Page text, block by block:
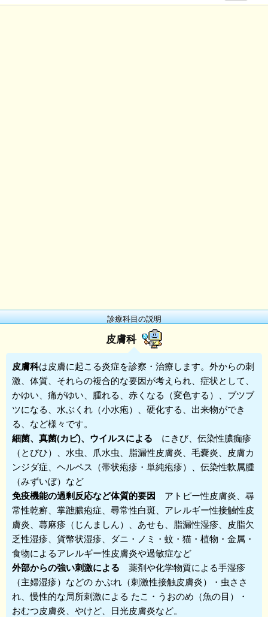
診療科目の説明
皮膚科
皮膚科は皮膚に起こる炎症を診察・治療します。外からの刺
激、体質、それらの複合的な要因が考えられ、症状として、
かゆい、痛がゆい、腫れる、赤くなる（変色する）、ブツブ
ツになる、水ぶくれ（小水疱）、硬化する、出来物ができ
る、など様々です。
細菌、真菌(カビ)、ウイルスによる にきび、伝染性膿痂疹
（とびひ）、水虫、爪水虫、脂漏性皮膚炎、毛嚢炎、皮膚カ
ンジダ症、ヘルペス（帯状疱疹・単純疱疹）、伝染性軟属腫
（みずいぼ）など
免疫機能の過剰反応など体質的要因 アトピー性皮膚炎、尋
常性乾癬、掌蹠膿疱症、尋常性白斑、アレルギー性接触性皮
膚炎、蕁麻疹（じんましん）、あせも、脂漏性湿疹、皮脂欠
乏性湿疹、貨幣状湿疹、ダニ・ノミ・蚊・猫・植物・金属・
食物によるアレルギー性皮膚炎や過敏症など
外部からの強い刺激による 薬剤や化学物質による手湿疹
（主婦湿疹）などの かぶれ（刺激性接触皮膚炎）・虫ささ
れ、慢性的な局所刺激による たこ・うおのめ（魚の目）・
おむつ皮膚炎、やけど、日光皮膚炎など。